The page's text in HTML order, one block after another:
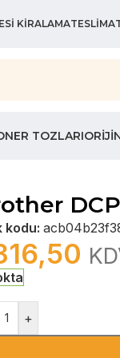
KIRALAMA
TOZLARI
kodu:
+